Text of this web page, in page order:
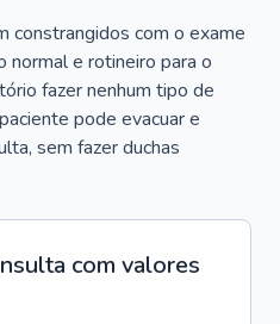
constrangidos com o exame
normal e rotineiro para o
fazer nenhum tipo de
pode evacuar e
sem fazer duchas
com valores